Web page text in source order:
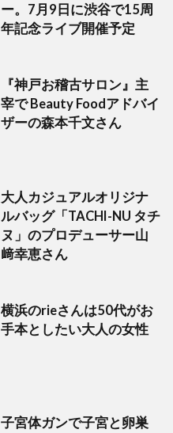
ー。7月9日に渋谷で15周
年記念ライブ開催予定
『神戸お稽古サロン』主
宰で Beauty Foodアドバイ
ザーの森本千文さん
大人カジュアルオリジナ
ルバッグ「TACHI-NU タチ
ヌ」のプロデューサー山
﨑幸恵さん
横浜のrieさんは50代がお
手本としたい大人の女性
子宮体ガンで子宮と卵巣